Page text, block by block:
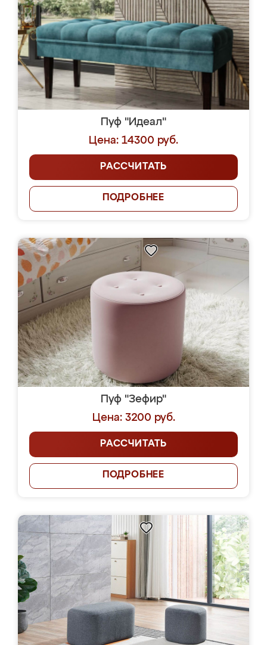
Пуф "Идеал"
Цена: 14300 руб.
РАССЧИТАТЬ
ПОДРОБНЕЕ
Пуф "Зефир"
Цена: 3200 руб.
РАССЧИТАТЬ
ПОДРОБНЕЕ